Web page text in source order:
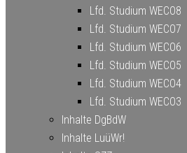
Lfd. Studium WECO8
Lfd. Studium WECO7
Lfd. Studium WECO6
Lfd. Studium WECO5
Lfd. Studium WECO4
Lfd. Studium WECO3
Inhalte DgBdW
Inhalte LuüWr!